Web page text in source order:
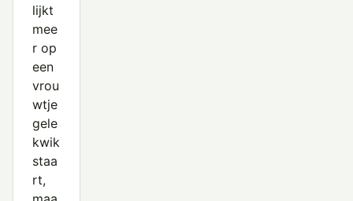
lijkt
mee
r op
een
vrou
wtje
gele
kwik
staa
rt,